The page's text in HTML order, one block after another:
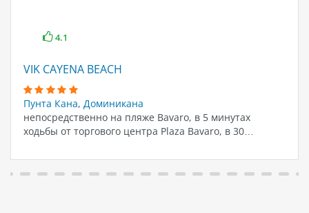
4.1
VIK CAYENA BEACH
Пунта Кана, Доминикана
непосредственно на пляже Bavaro, в 5 минутах
ходьбы от торгового центра Plaza Bavaro, в 30…